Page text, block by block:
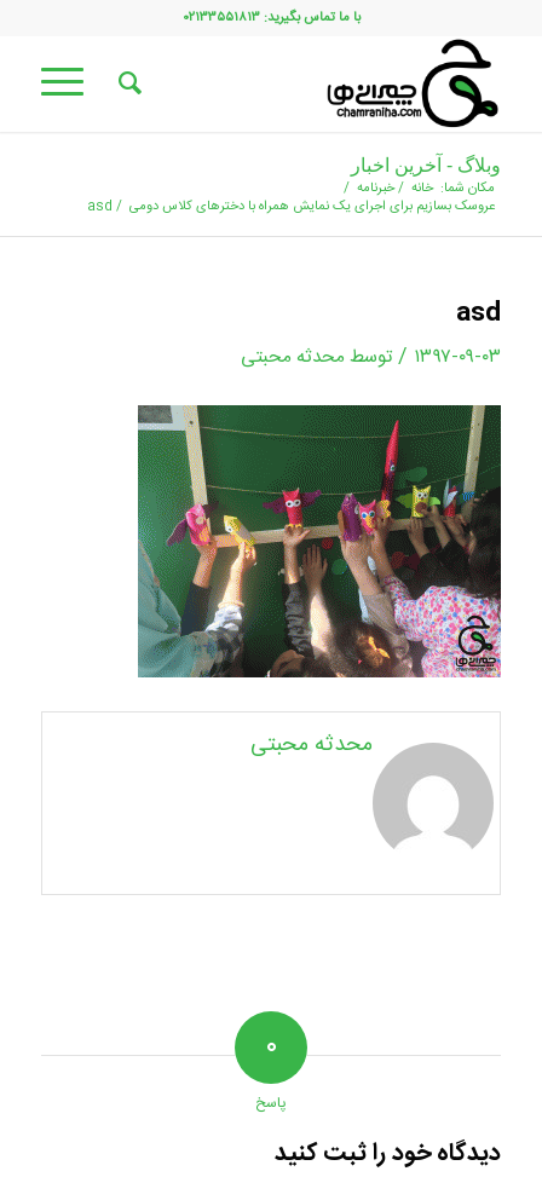
با ما تماس بگیرید: ۰۲۱۳۳۵۵۱۸۱۳
وبلاگ - آخرین اخبار
مکان شما: خانه /خبرنامه /
عروسک بسازیم برای اجرای یک نمایش همراه با دخترهای کلاس دومی /
asd
asd
۱۳۹۷-۰۹-۰۳ / توسط محدثه محبتی
محدثه محبتی
۰
پاسخ
دیدگاه خود را ثبت کنید